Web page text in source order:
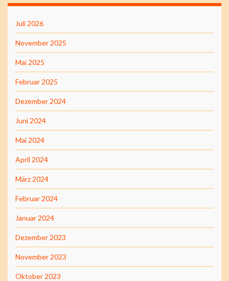
Juli 2026
November 2025
Mai 2025
Februar 2025
Dezember 2024
Juni 2024
Mai 2024
April 2024
März 2024
Februar 2024
Januar 2024
Dezember 2023
November 2023
Oktober 2023